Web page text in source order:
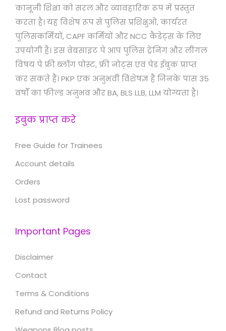
कानूनी शिक्षा को सरल और व्यावहारिक रूप में प्रस्तुत
करता है। यह विशेष रूप से पुलिस प्रशिक्षुओं, कार्यरत
पुलिसकर्मियों, CAPF कर्मियों और NCC कैडेट्स के लिए
उपयोगी है। इस वेबसाइट पे आप पुलिस ट्रेनिंग और लीगल
विषय पे फ्री ब्लॉग पोस्ट, फ्री नोट्स एवं पेड ईबुक प्राप्त
कर सकते हैं। PKP एक अनुभवी विशेषज्ञ हैं जिनके पास 35
वर्षों का फील्ड अनुभव और BA, BLS LLB, LLM योग्यता है।
इबुक प्राप्त करे
Free Guide for Trainees
Account details
Orders
Lost password
Important Pages
Disclaimer
Contact
Terms & Conditions
Refund and Returns Policy